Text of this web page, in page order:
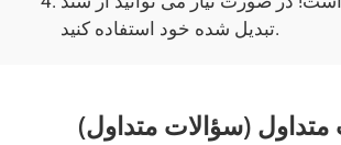
تبدیل شده خود استفاده کنید.
متداول (سؤالات متداول)